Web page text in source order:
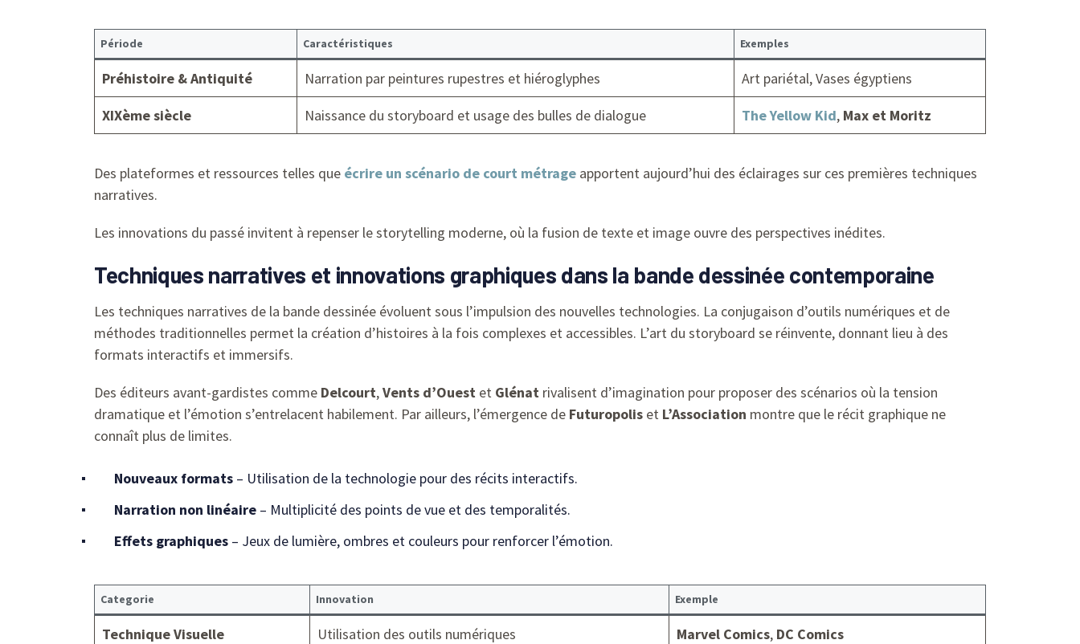
Période Caractéristiques Exemples
Préhistoire & Antiquité Narration par peintures rupestres et hiéroglyphes
Art pariétal, Vases égyptiens
XIXème siècle
Naissance du storyboard et usage des bulles de dialogue The Yellow Kid, Max et Moritz
Des plateformes et ressources telles que écrire un scénario de court métrage apportent aujourd’hui des éclairages sur ces premières techniques
narratives.
Les innovations du passé invitent à repenser le storytelling moderne, où la fusion de texte et image ouvre des perspectives inédites.
Techniques narratives et innovations graphiques dans la bande dessinée contemporaine
Les techniques narratives de la bande dessinée évoluent sous l’impulsion des nouvelles technologies. La conjugaison d’outils numériques et de
méthodes traditionnelles permet la création d’histoires à la fois complexes et accessibles. L’art du storyboard se réinvente, donnant lieu à des
formats interactifs et immersifs.
Des éditeurs avant-gardistes comme Delcourt,Vents d’Ouest et Glénat rivalisent d’imagination pour proposer des scénarios où la tension
dramatique et l’émotion s’entrelacent habilement. Par ailleurs, l’émergence de Futuropolis et L’Association montre que le récit graphique ne
connaît plus de limites.
Nouveaux formats – Utilisation de la technologie pour des récits interactifs.
Narration non linéaire – Multiplicité des points de vue et des temporalités.
Effets graphiques – Jeux de lumière, ombres et couleurs pour renforcer l’émotion.
Categorie Innovation Exemple
Technique Visuelle Utilisation des outils numériques Marvel Comics, DC Comics